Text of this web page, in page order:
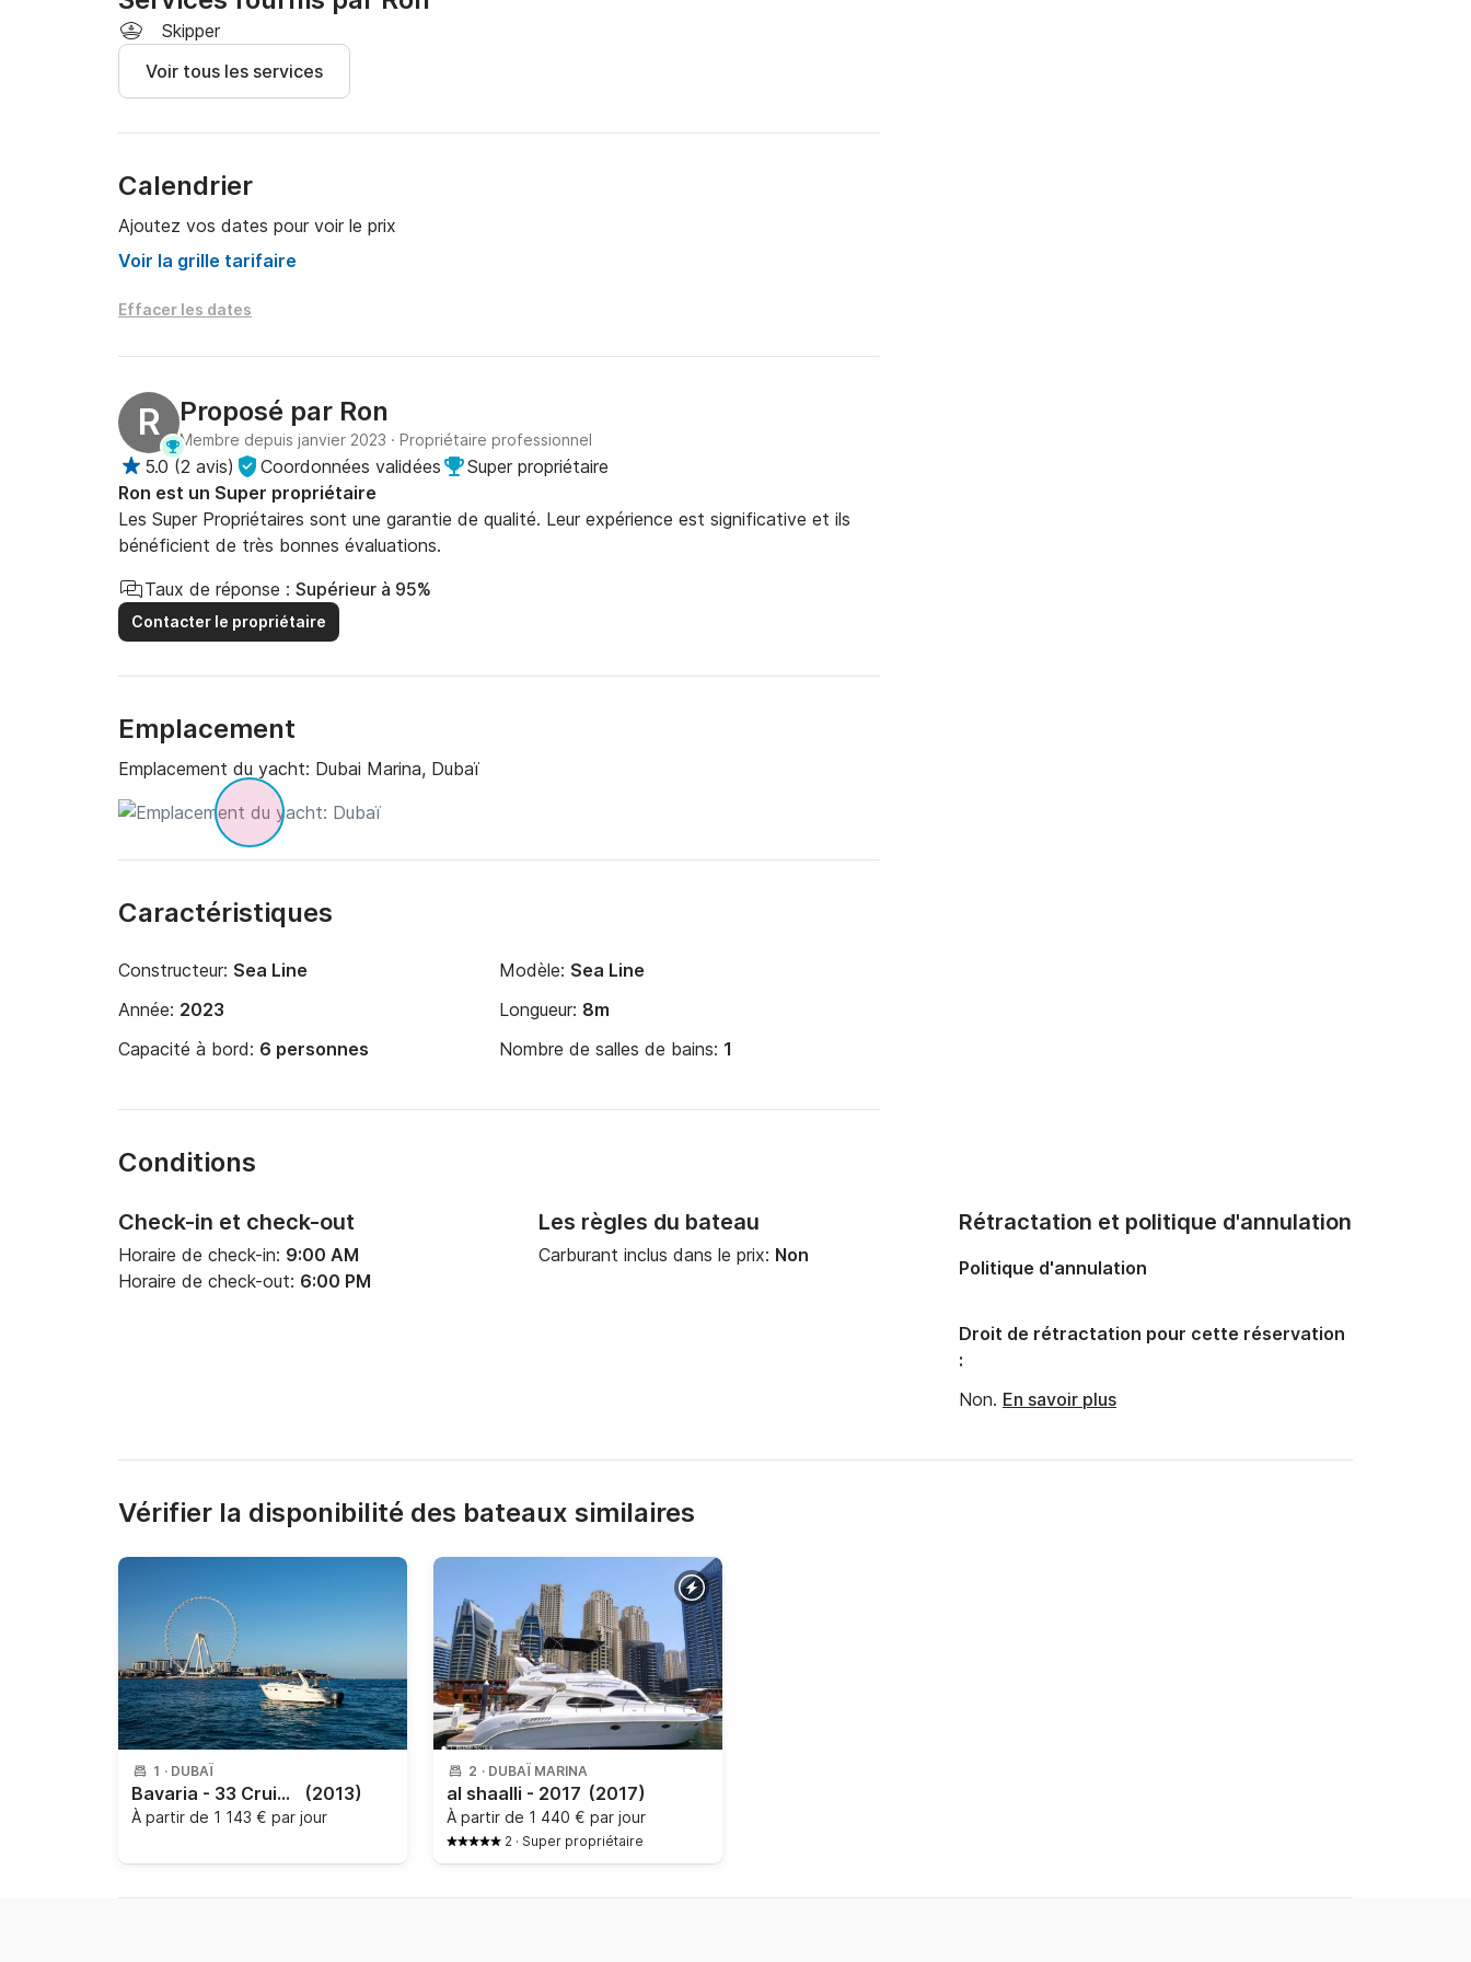
Skipper
Voir tous les services
Calendrier
Ajoutez vos dates pour voir le prix
Voir la grille tarifaire
Effacer les dates
R Proposé par Ron
Membre depuis janvier 2023 · Propriétaire professionnel
5.0 (2 avis) Coordonnées validées
Super propriétaire
Ron est un Super propriétaire
Les Super Propriétaires sont une garantie de qualité. Leur expérience est significative et ils
bénéficient de très bonnes évaluations.
Taux de réponse : Supérieur à 95%
Contacter le propriétaire
Emplacement
Emplacement du yacht: Dubai Marina, Dubaï
Caractéristiques
Constructeur: Sea Line Modèle: Sea Line
Année: 2023 Longueur: 8m
Capacité à bord: 6 personnes Nombre de salles de bains: 1
Conditions
Check-in et check-out
Horaire de check-in: 9:00 AM
Horaire de check-out: 6:00 PM
Les règles du bateau
Carburant inclus dans le prix: Non
Rétractation et politique d'annulation
Politique d'annulation
Droit de rétractation pour cette réservation
:
Non. En savoir plus
Vérifier la disponibilité des bateaux similaires
1 · DUBAÏ
Bavaria - 33 Cruiser (2013)
À partir de 1 143 € par jour
2 · DUBAÏ MARINA
al shaalli - 2017 (2017)
À partir de 1 440 € par jour
2 · Super propriétaire